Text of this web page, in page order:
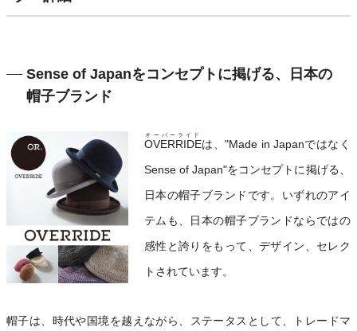
Sense of Japanをコンセプトに掲げる、日本の
帽子ブランド
OVERRIDE
オーバーライド
は、"Made in Japanではなく
Sense of Japan"をコンセプトに掲げる、
日本の帽子ブランドです。いずれのアイ
テムも、日本の帽子ブランドならではの
感性と誇りをもって、デザイン、セレク
トされています。
帽子は、時代や国境を越えながら、ステータスとして、トレードマ